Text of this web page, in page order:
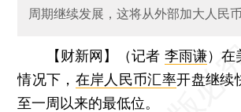
周期继续发展，这将从外部加大人民
【财新网】（记者 李雨谦） 在
情况下， 在岸人民币汇率开盘继续
至一周以来的最低位。